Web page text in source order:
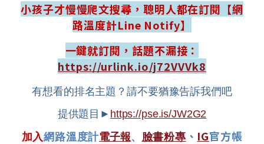
小孩子才慢慢爬文搜尋，聰明人都在訂閱【網
路溫度計Line Notify】
一鍵就訂閱，話題不漏接：
https://urlink.io/j72VVVk8
有想看的排名主題？請不要猶豫告訴我們吧
提供題目► https://pse.is/JW2G2
加入網路溫度計電子報、 臉書粉專 、 IG官方帳